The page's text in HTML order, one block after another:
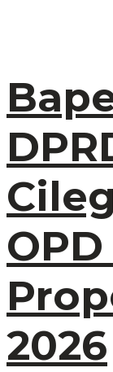
2026